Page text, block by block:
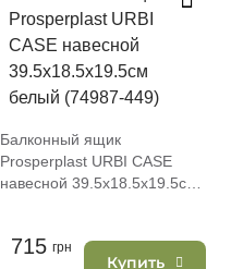
Балконный ящик
Prosperplast URBI CASE
навесной 39.5х18.5х19.5см
715 грн
Купить